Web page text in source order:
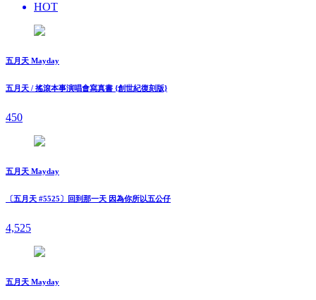
HOT
五月天 Mayday
五月天 / 搖滾本事演唱會寫真書 {創世紀復刻版}
450
五月天 Mayday
〔五月天 #5525〕回到那一天 因為你所以五公仔
4,525
五月天 Mayday